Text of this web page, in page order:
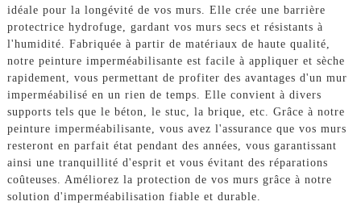
idéale pour la longévité de vos murs. Elle crée une barrière
protectrice hydrofuge, gardant vos murs secs et résistants à
l'humidité. Fabriquée à partir de matériaux de haute qualité,
notre peinture imperméabilisante est facile à appliquer et sèche
rapidement, vous permettant de profiter des avantages d'un mur
imperméabilisé en un rien de temps. Elle convient à divers
supports tels que le béton, le stuc, la brique, etc. Grâce à notre
peinture imperméabilisante, vous avez l'assurance que vos murs
resteront en parfait état pendant des années, vous garantissant
ainsi une tranquillité d'esprit et vous évitant des réparations
coûteuses. Améliorez la protection de vos murs grâce à notre
solution d'imperméabilisation fiable et durable.